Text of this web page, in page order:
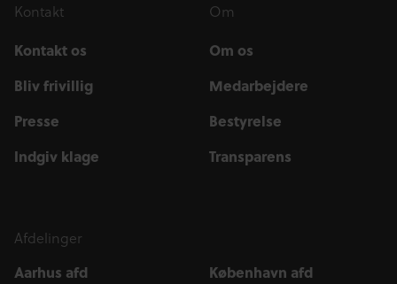
Kontakt
Kontakt os
Bliv frivillig
Presse
Indgiv klage
Om
Om os
Medarbejdere
Bestyrelse
Transparens
Afdelinger
Aarhus afd
København afd